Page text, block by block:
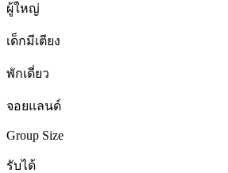
ผู้ใหญ่
เด็กมีเตียง
พักเดี่ยว
จอยแลนด์
Group Size
รับได้